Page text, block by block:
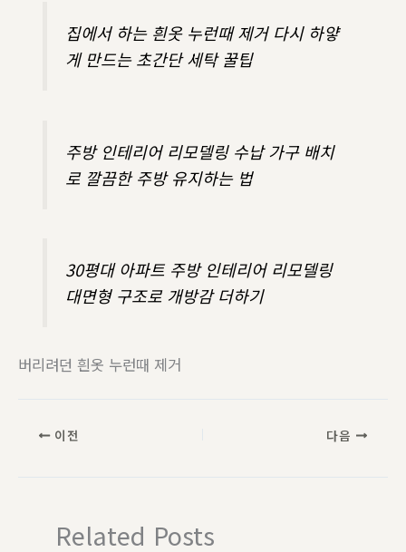
집에서 하는 흰옷 누런때 제거 다시 하얗
게 만드는 초간단 세탁 꿀팁
주방 인테리어 리모델링 수납 가구 배치
로 깔끔한 주방 유지하는 법
30평대 아파트 주방 인테리어 리모델링
대면형 구조로 개방감 더하기
버리려던 흰옷 누런때 제거
이전 다음
Related Posts